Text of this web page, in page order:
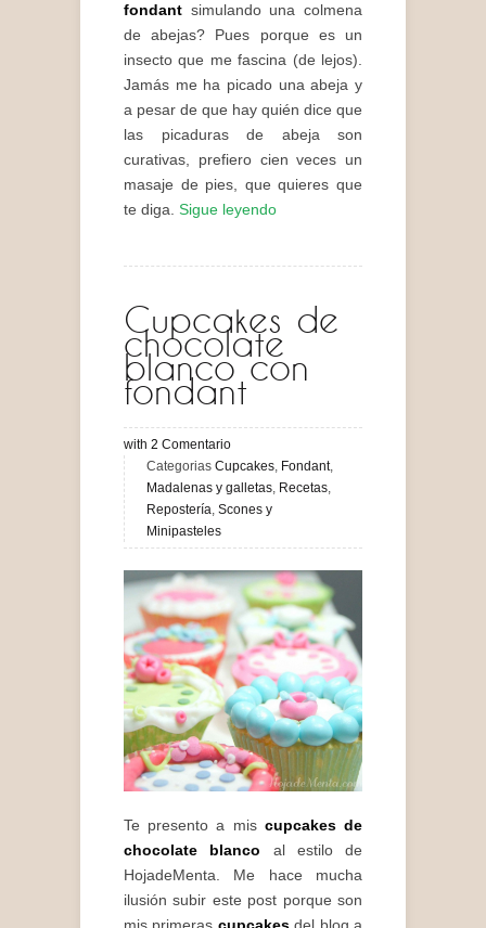
fondant simulando una colmena
de abejas? Pues porque es un
insecto que me fascina (de lejos).
Jamás me ha picado una abeja y
a pesar de que hay quién dice que
las picaduras de abeja son
curativas, prefiero cien veces un
masaje de pies, que quieres que
te diga. Sigue leyendo
Cupcakes de
chocolate
blanco con
fondant
with 2 Comentario
Categorias Cupcakes, Fondant,
Madalenas y galletas, Recetas,
Repostería, Scones y
Minipasteles
Te presento a mis cupcakes de
chocolate blanco al estilo de
HojadeMenta. Me hace mucha
ilusión subir este post porque son